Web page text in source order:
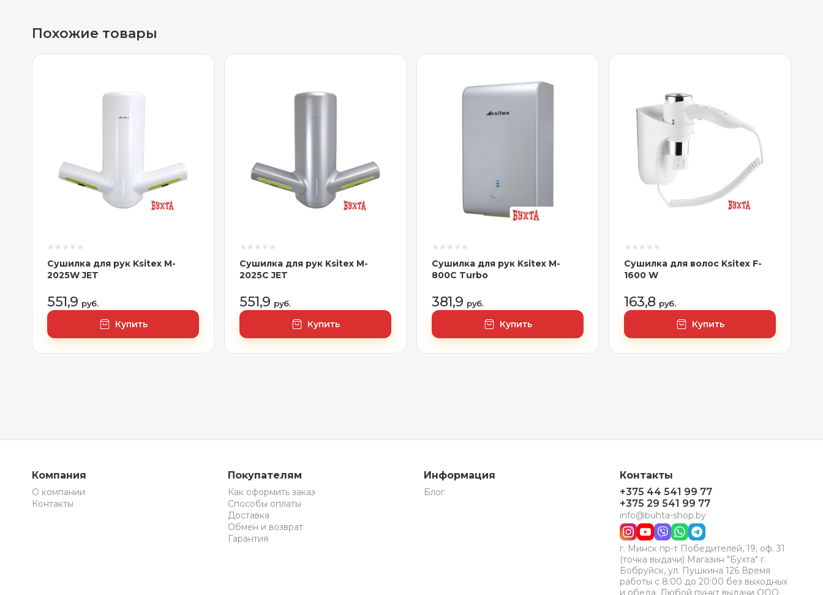
Похожие товары
Сушилка для рук Ksitex M-
2025W JET
551,9 руб.
Купить
Сушилка для рук Ksitex M-
2025C JET
551,9 руб.
Купить
Сушилка для рук Ksitex M-
800C Turbo
381,9 руб.
Купить
Сушилка для волос Ksitex F-
1600 W
163,8 руб.
Купить
Компания
О компании
Контакты
Покупателям
Как оформить заказ
Способы оплаты
Доставка
Обмен и возврат
Гарантия
Информация
Блог
Контакты
+375 44 541 99 77
+375 29 541 99 77
info@buhta-shop.by
г. Минск пр-т Победителей, 19, оф. 31
(точка выдачи) Магазин "Бухта" г.
Бобруйск, ул. Пушкина 126 Время
работы с 8:00 до 20:00 без выходных
и обеда. Любой пункт выдачи ООО